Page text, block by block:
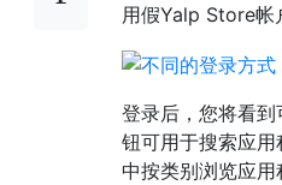
用假Yalp Store帐
登录后，您将看
钮可用于搜索应
中按类别浏览应